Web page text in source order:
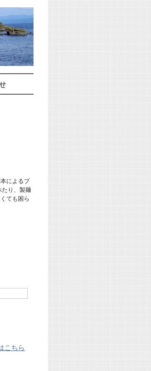
によるブ
たり、製麺
ても困ら
こちら